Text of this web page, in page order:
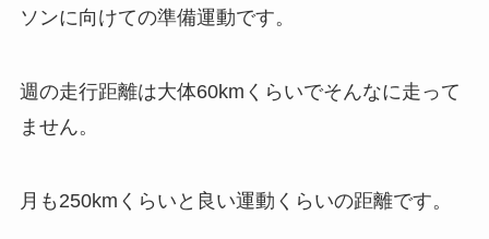
ソンに向けての準備運動です。
週の走行距離は大体60kmくらいでそんなに走って
ません。
月も250kmくらいと良い運動くらいの距離です。